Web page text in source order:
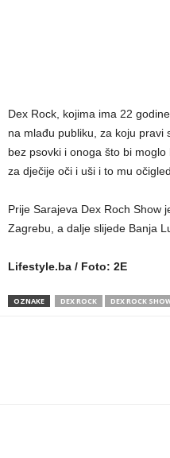
Dex Rock, kojima ima 22
na mlađu publiku, za koju pravi
bez psovki i onoga što bi
za dječije oči i uši i to mu
Prije Sarajeva Dex Roch Show
Zagrebu, a dalje slijede Banja
Lifestyle.ba / Foto: 2E
OZNAKE DEX ROCK DEX ROCK